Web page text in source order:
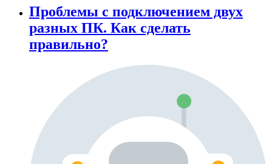
Проблемы с подключением двух
разных ПК. Как сделать
правильно?